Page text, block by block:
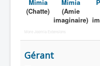
Mimia
(Chatte)
Mimia
(Amie
imaginaire)
More Joomla Extensions
Gérant